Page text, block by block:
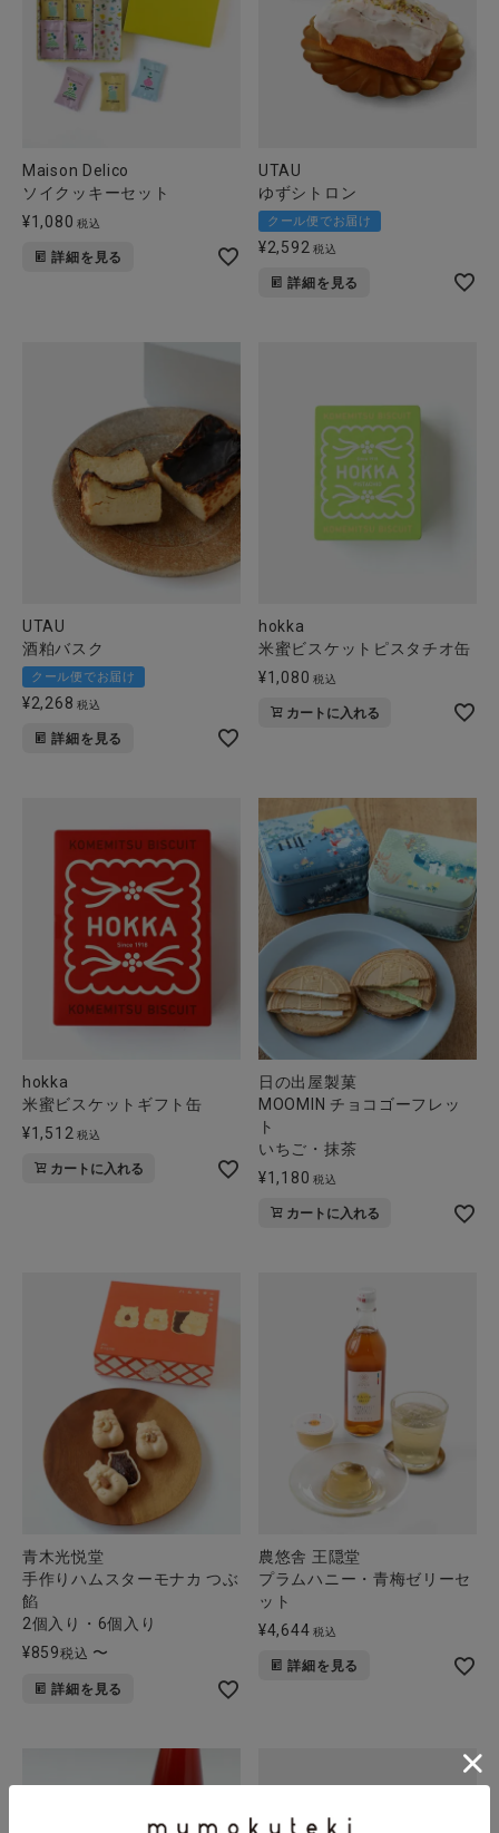
Maison Delico
ソイクッキーセット
¥1,080 税込
詳細を見る
UTAU
ゆずシトロン
クール便でお届け
¥2,592 税込
詳細を見る
UTAU
酒粕バスク
クール便でお届け
¥2,268 税込
詳細を見る
hokka
米蜜ビスケットピスタチオ缶
¥1,080 税込
カートに入れる
hokka
米蜜ビスケットギフト缶
¥1,512 税込
カートに入れる
日の出屋製菓
MOOMIN チョコゴーフレッ
ト
いちご・抹茶
¥1,180 税込
カートに入れる
青木光悦堂
手作りハムスターモナカ つぶ
餡
2個入り・6個入り
¥859税込 〜
詳細を見る
農悠舎 王隠堂
プラムハニー・青梅ゼリーセ
ット
¥4,644 税込
詳細を見る